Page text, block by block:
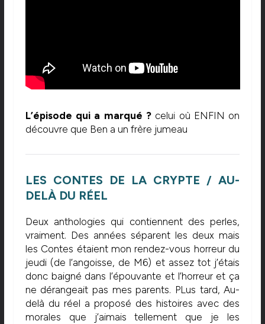
L’épisode qui a marqué ? celui où ENFIN on
découvre que Ben a un frère jumeau
LES CONTES DE LA CRYPTE / AU-
DELÀ DU RÉEL
Deux anthologies qui contiennent des perles,
vraiment. Des années séparent les deux mais
les Contes étaient mon rendez-vous horreur du
jeudi (de l’angoisse, de M6) et assez tot j’étais
donc baigné dans l’épouvante et l’horreur et ça
ne dérangeait pas mes parents. PLus tard, Au-
delà du réel a proposé des histoires avec des
morales que j’aimais tellement que je les